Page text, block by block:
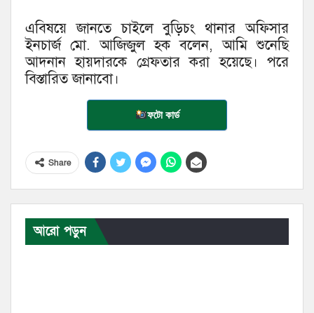
এবিষয়ে জানতে চাইলে বুড়িচং থানার অফিসার
ইনচার্জ মো. আজিজুল হক বলেন, আমি শুনেছি
আদনান হায়দারকে গ্রেফতার করা হয়েছে। পরে
বিস্তারিত জানাবো।
ফটো কার্ড
Share
আরো পড়ুন